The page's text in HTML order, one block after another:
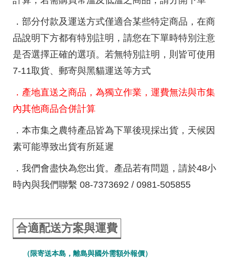
．部分付款及運送方式僅適合某些特定商品，在商
品說明下方都有特別註明，請您在下單時特別注意
是否選擇正確的選項。若無特別註明，則皆可使用
7-11取貨、郵寄與黑貓運送等方式
．產地直送之商品，為獨立作業，運費無法與市集
內其他商品合併計算
．本市集之農特產品皆為下單後現採出貨，天候因
素可能導致出貨有所延遲
．我們會盡快為您出貨。產品若有問題，請於48小
時內與我們聯繫 08-7373692 / 0981-505855
合適配送方案與運費
（限寄送本島，離島與國外需額外報價）